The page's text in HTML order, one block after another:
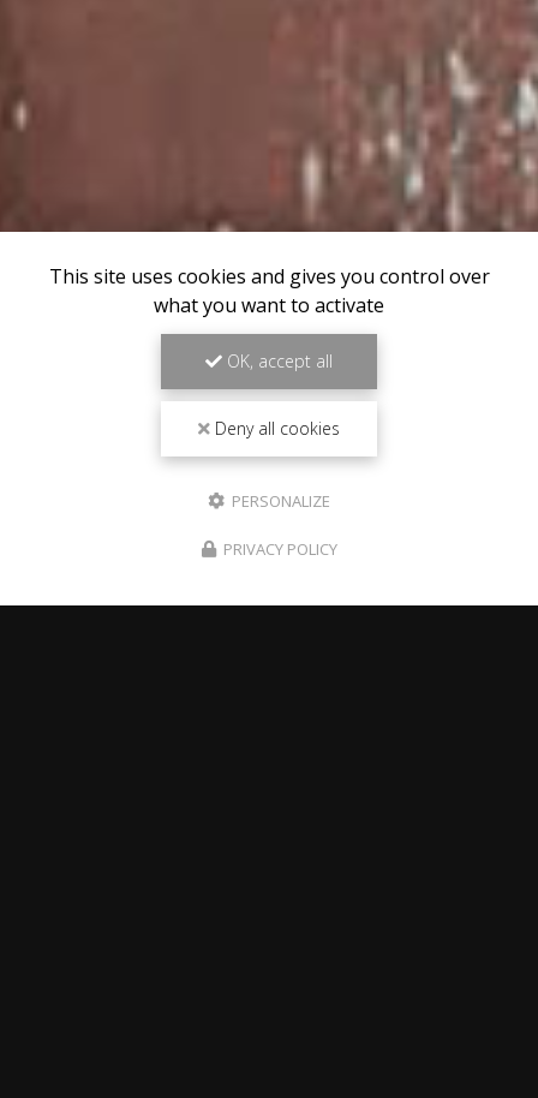
This site uses cookies and gives you control over
what you want to activate
OK, accept all
Deny all cookies
PERSONALIZE
PRIVACY POLICY